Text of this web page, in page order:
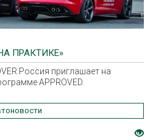
ПРАКТИКЕ»
Россия приглашает на
APPROVED.